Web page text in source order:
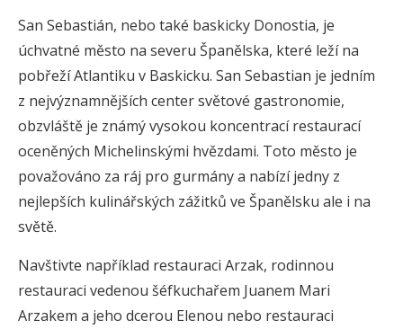
San Sebastián, nebo také baskicky Donostia, je
úchvatné město na severu Španělska, které leží na
pobřeží Atlantiku v Baskicku. San Sebastian je jedním
z nejvýznamnějších center světové gastronomie,
obzvláště je známý vysokou koncentrací restaurací
oceněných Michelinskými hvězdami. Toto město je
považováno za ráj pro gurmány a nabízí jedny z
nejlepších kulinářských zážitků ve Španělsku ale i na
světě.
Navštivte například restauraci Arzak, rodinnou
restauraci vedenou šéfkuchařem Juanem Mari
Arzakem a jeho dcerou Elenou nebo restauraci